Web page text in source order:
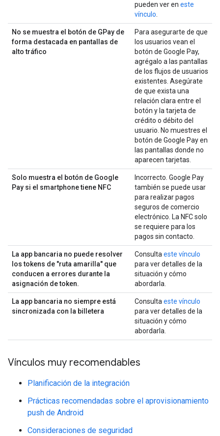
pueden ver en este
vínculo.
No se muestra el botón de GPay de
forma destacada en pantallas de
alto tráfico
Para asegurarte de que
los usuarios vean el
botón de Google Pay,
agrégalo a las pantallas
de los flujos de usuarios
existentes. Asegúrate
de que exista una
relación clara entre el
botón y la tarjeta de
crédito o débito del
usuario. No muestres el
botón de Google Pay en
las pantallas donde no
aparecen tarjetas.
Solo muestra el botón de Google
Pay si el smartphone tiene NFC
Incorrecto. Google Pay
también se puede usar
para realizar pagos
seguros de comercio
electrónico. La NFC solo
se requiere para los
pagos sin contacto.
La app bancaria no puede resolver
los tokens de "ruta amarilla" que
conducen a errores durante la
asignación de token.
Consultaeste vínculo
para ver detalles de la
situación y cómo
abordarla.
La app bancaria no siempre está
sincronizada con la billetera
Consultaeste vínculo
para ver detalles de la
situación y cómo
abordarla.
Vínculos muy recomendables
Planificación de la integración
Prácticas recomendadas sobre el aprovisionamiento
push de Android
Consideraciones de seguridad